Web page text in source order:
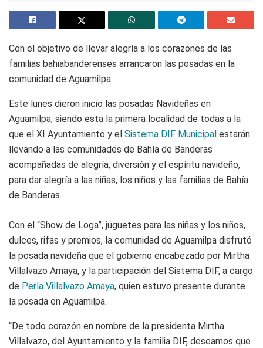
Con el objetivo de llevar alegría a los corazones de las
familias bahiabanderenses arrancaron las posadas en la
comunidad de Aguamilpa.
Este lunes dieron inicio las posadas Navideñas en
Aguamilpa, siendo esta la primera localidad de todas a la
que el XI Ayuntamiento y el Sistema DIF Municipal estarán
llevando a las comunidades de Bahía de Banderas
acompañadas de alegría, diversión y el espíritu navideño,
para dar alegría a las niñas, los niños y las familias de Bahía
de Banderas.
Con el “Show de Loga”, juguetes para las niñas y los niños,
dulces, rifas y premios, la comunidad de Aguamilpa disfrutó
la posada navideña que el gobierno encabezado por Mirtha
Villalvazo Amaya, y la participación del Sistema DIF, a cargo
de Perla Villalvazo Amaya, quien estuvo presente durante
la posada en Aguamilpa.
“De todo corazón en nombre de la presidenta Mirtha
Villalvazo, del Ayuntamiento y la familia DIF, deseamos que